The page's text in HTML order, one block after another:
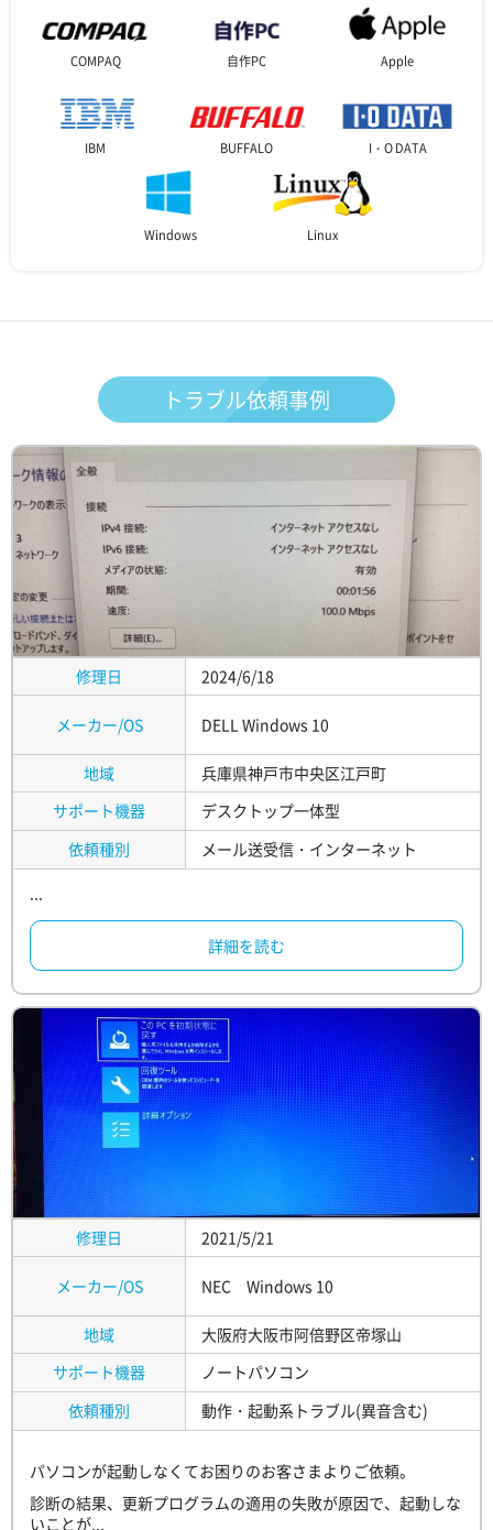
COMPAQ 自作PC Apple
IBM BUFFALO I・O DATA
Windows Linux
トラブル依頼事例
修理日 2024/6/18
メーカー/OS DELL Windows 10
地域
兵庫県神戸市中央区江戸町
サポート機器
デスクトップ一体型
依頼種別
メール送受信・インターネット
...
詳細を読む
修理日 2021/5/21
メーカー/OS NEC Windows 10
地域
大阪府大阪市阿倍野区帝塚山
サポート機器
ノートパソコン
依頼種別
動作・起動系トラブル(異音含む)
パソコンが起動しなくてお困りのお客さまよりご依頼。
診断の結果、更新プログラムの適用の失敗が原因で、起動しな
いことが...